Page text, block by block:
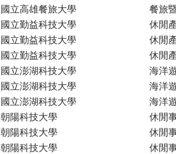
國立高雄餐旅大學
餐旅
國立勤益科技大學
休閒
國立勤益科技大學
休閒
國立勤益科技大學
休閒
國立澎湖科技大學
海洋
國立澎湖科技大學
海洋
國立澎湖科技大學
海洋
朝陽科技大學
休閒
朝陽科技大學
休閒
朝陽科技大學
休閒